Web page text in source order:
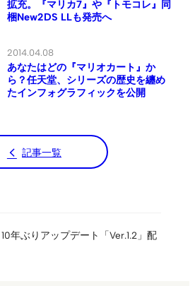
拡充。『マリカ7』や『トモコレ』同
梱New2DS LLも発売へ
2014.04.08
あなたはどの『マリオカート』か
ら？任天堂、シリーズの歴史を纏め
たインフォグラフィックを公開
記事一覧
10年ぶりアップデート「Ver.1.2」配